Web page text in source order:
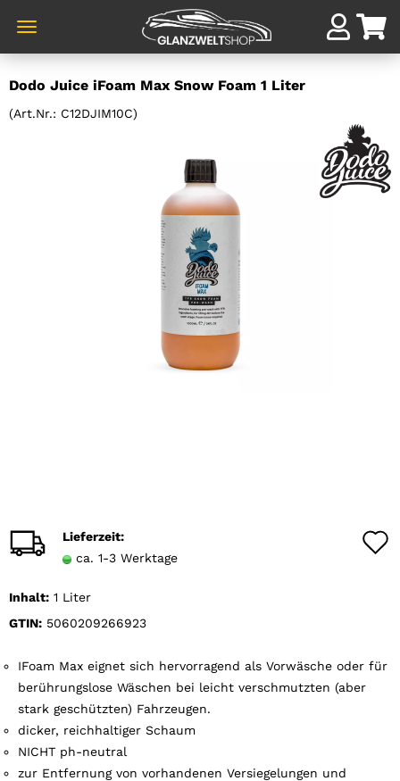
zum
Hauptinhalt
Dodo Juice iFoam Max Snow Foam 1 Liter
(Art.Nr.: C12DJIM10C)
Lieferzeit:
ca. 1-3 Werktage
Inhalt: 1 Liter
GTIN: 5060209266923
IFoam Max eignet sich hervorragend als Vorwäsche oder für
berührungslose Wäschen bei leicht verschmutzten (aber
stark geschützten) Fahrzeugen.
dicker, reichhaltiger Schaum
NICHT ph-neutral
zur Entfernung von vorhandenen Versiegelungen und